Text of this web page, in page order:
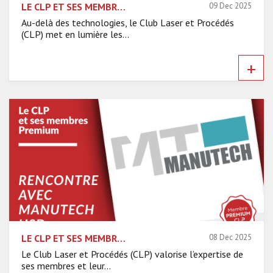
LE CLP ET SES MEMBRES PREMIUM – RENCONTRE AVEC INDUSTRIAL LASER SYSTEMS 09 Dec 2025
Au-delà des technologies, le Club Laser et Procédés
(CLP) met en lumière les...
+
LE CLP ET SES MEMBRES PREMIUM – RENCONTRE AVEC MANUTECH USD 08 Dec 2025
Le Club Laser et Procédés (CLP) valorise l’expertise de
ses membres et leur...